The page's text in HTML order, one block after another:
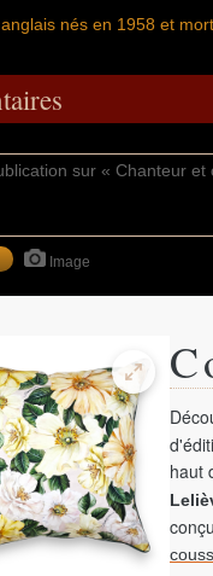
nés en 1958 et
Image
haut